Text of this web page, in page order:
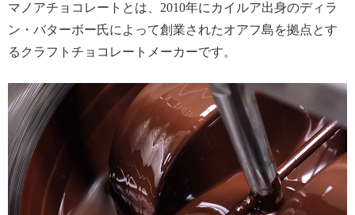
マノアチョコレートとは、2010年にカイルア出身のディラ
ン・バターボー氏によって創業されたオアフ島を拠点とす
るクラフトチョコレートメーカーです。